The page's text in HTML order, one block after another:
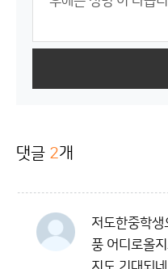
댓글 2개
저도한중학생
풍 어디로올